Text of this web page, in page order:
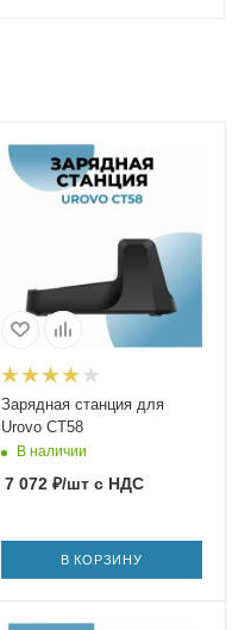
Зарядная станция для
Urovo CT58
В наличии
7 072₽/штс НДС
В КОРЗИНУ